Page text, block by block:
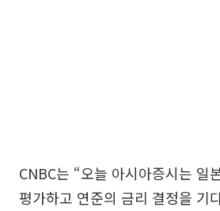
CNBC는 “오늘 아시아증시는 일
평가하고 연준의 금리 결정을 기